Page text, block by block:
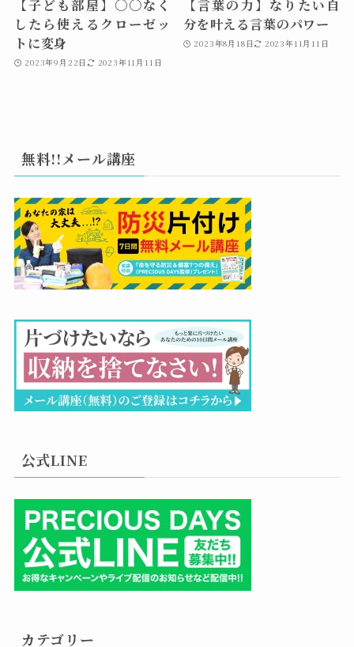
【子ども部屋】〇〇なく
したら使えるクローゼッ
トに変身
2023年9月22日 2023年11月11日
【言葉の力】なりたい自
分を叶える言葉のパワー
2023年8月18日 2023年11月11日
無料!!メール講座
公式LINE
カテゴリー